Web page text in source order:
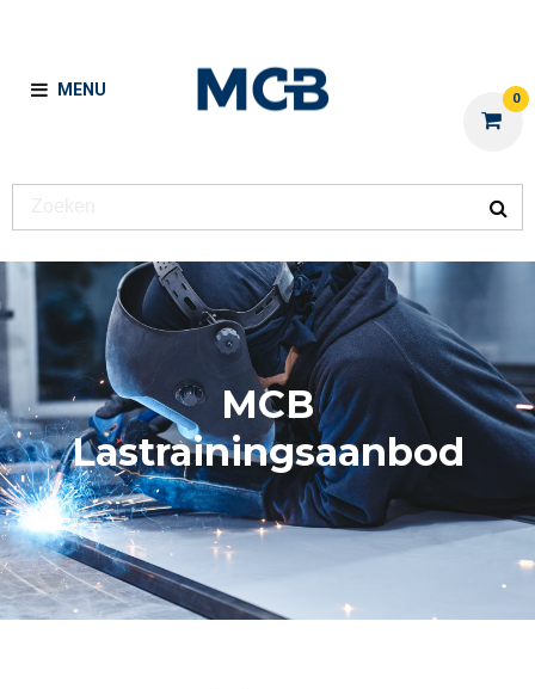
MENU 0
MCB
Lastrainingsaanbod